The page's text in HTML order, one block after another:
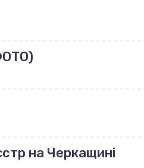
на Черкащині